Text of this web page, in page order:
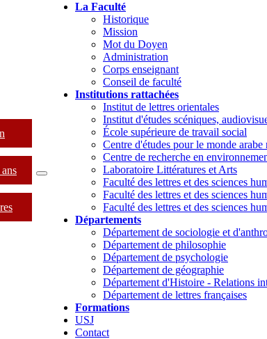
La Faculté
Historique
Mission
Mot du Doyen
Administration
Corps enseignant
Conseil de faculté
Institutions rattachées
Institut de lettres orientales
Institut d'études scéniques,
École supérieure de travail social
Centre d'études pour le monde arabe
Centre de recherche en
Laboratoire Littératures et Arts
Faculté des lettres et des sciences
Faculté des lettres et des sciences
Faculté des lettres et des sciences
Départements
Département de sociologie et
Département de philosophie
Département de psychologie
Département de géographie
Département d'Histoire - Relations
Département de lettres françaises
Formations
USJ
Contact